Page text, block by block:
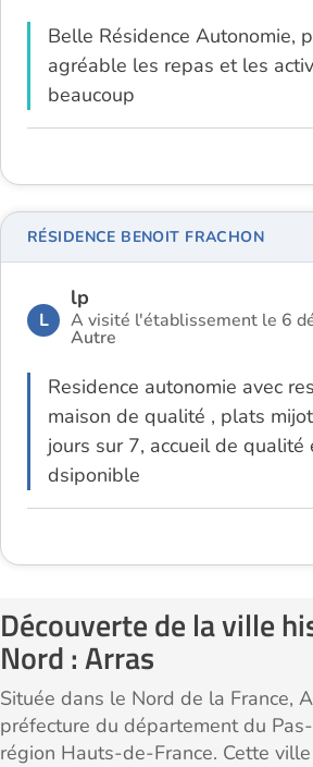
Belle Résidence Autonomie,
agréable les repas et les
beaucoup
L
lp
A visité l'établissement le 6
Autre
Residence autonomie avec
maison de qualité , plats
jours sur 7, accueil de qualité
dsiponible
RÉSIDENCE BENOIT FRACHON
Découverte de la ville
Nord : Arras
Située dans le Nord de la France,
préfecture du département du
région Hauts-de-France. Cette